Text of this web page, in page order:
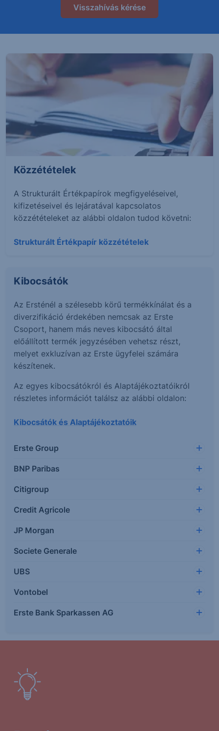
Visszahívás kérése
Közzétételek
A Strukturált Értékpapírok megfigyeléseivel,
kifizetéseivel és lejáratával kapcsolatos
közzétételeket az alábbi oldalon tudod követni:
Strukturált Értékpapír közzétételek
Kibocsátók
Az Ersténél a szélesebb körű termékkínálat és a
diverzifikáció érdekében nemcsak az Erste
Csoport, hanem más neves kibocsátó által
előállított termék jegyzésében vehetsz részt,
melyet exkluzívan az Erste ügyfelei számára
készítenek.
Az egyes kibocsátókról és Alaptájékoztatóikról
részletes információt találsz az alábbi oldalon:
Kibocsátók és Alaptájékoztatóik
Erste Group
BNP Paribas
Citigroup
Credit Agricole
JP Morgan
Societe Generale
UBS
Vontobel
Erste Bank Sparkassen AG